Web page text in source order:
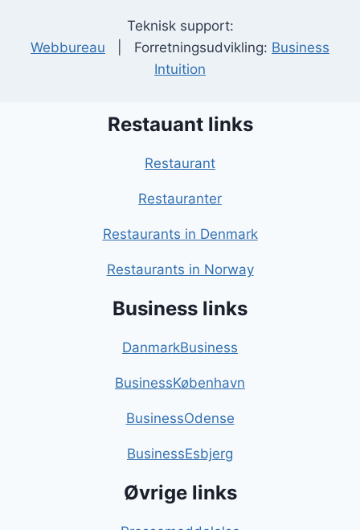
Teknisk support:
Webbureau | Forretningsudvikling: Business
Intuition
Restauant links
Restaurant
Restauranter
Restaurants in Denmark
Restaurants in Norway
Business links
DanmarkBusiness
BusinessKøbenhavn
BusinessOdense
BusinessEsbjerg
Øvrige links